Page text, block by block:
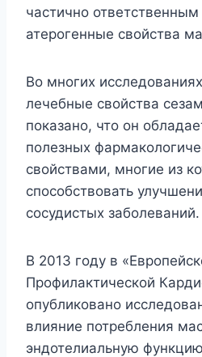
частично ответственным
атерогенные свойства
Во многих
лечебные свойства
показано, что он
полезных
свойствами, многие из
способствовать
сосудистых заболеваний.
В 2013 году в
Профилактической
опубликовано
влияние потребления
эндотелиальную